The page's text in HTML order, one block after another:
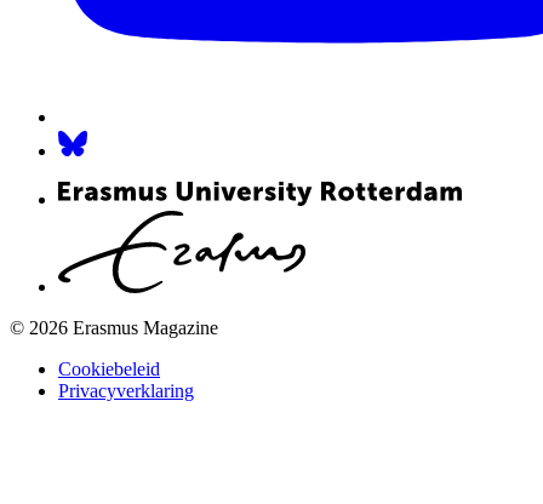
© 2026 Erasmus Magazine
Cookiebeleid
Privacyverklaring